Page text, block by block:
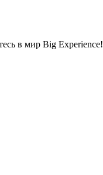
в мир Big Experience!